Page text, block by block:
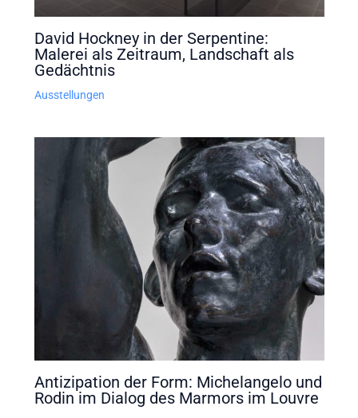
David Hockney in der Serpentine:
Malerei als Zeitraum, Landschaft als
Gedächtnis
Ausstellungen
Antizipation der Form: Michelangelo und
Rodin im Dialog des Marmors im Louvre